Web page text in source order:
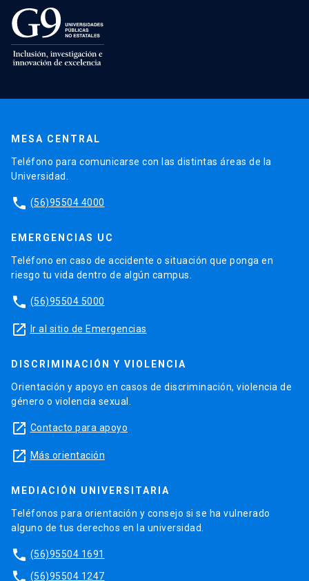
MESA CENTRAL
Teléfono para comunicarse con las distintas áreas de la
Universidad.
phone (56)95504 4000
EMERGENCIAS UC
Teléfono en caso de accidente o situación que ponga en
riesgo tu vida dentro de algún campus.
phone (56)95504 5000
launch Ir al sitio de Emergencias
DISCRIMINACIÓN Y VIOLENCIA
Orientación y apoyo en casos de discriminación, violencia de
género o violencia sexual.
launch Contacto para apoyo
launch Más orientación
MEDIACIÓN UNIVERSITARIA
Teléfonos para orientación y consejo si se ha vulnerado
alguno de tus derechos en la universidad.
phone (56)95504 1691
phone (56)95504 1247